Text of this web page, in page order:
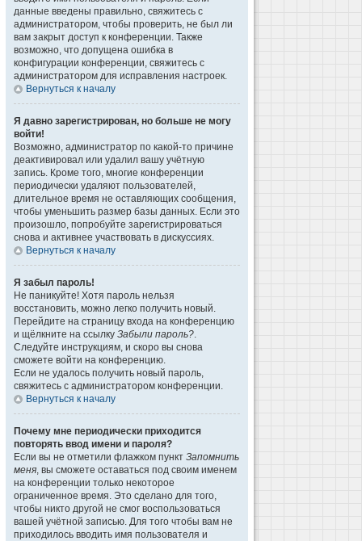
данные введены правильно, свяжитесь с
администратором, чтобы проверить, не был ли
вам закрыт доступ к конференции. Также
возможно, что допущена ошибка в
конфигурации конференции, свяжитесь с
администратором для исправления настроек.
Вернуться к началу
Я давно зарегистрирован, но больше не могу
войти!
Возможно, администратор по какой-то причине
деактивировал или удалил вашу учётную
запись. Кроме того, многие конференции
периодически удаляют пользователей,
длительное время не оставляющих сообщения,
чтобы уменьшить размер базы данных. Если это
произошло, попробуйте зарегистрироваться
снова и активнее участвовать в дискуссиях.
Вернуться к началу
Я забыл пароль!
Не паникуйте! Хотя пароль нельзя
восстановить, можно легко получить новый.
Перейдите на страницу входа на конференцию
и щёлкните на ссылку Забыли пароль?.
Следуйте инструкциям, и скоро вы снова
сможете войти на конференцию.
Если не удалось получить новый пароль,
свяжитесь с администратором конференции.
Вернуться к началу
Почему мне периодически приходится
повторять ввод имени и пароля?
Если вы не отметили флажком пункт Запомнить
меня, вы сможете оставаться под своим именем
на конференции только некоторое
ограниченное время. Это сделано для того,
чтобы никто другой не смог воспользоваться
вашей учётной записью. Для того чтобы вам не
приходилось вводить имя пользователя и